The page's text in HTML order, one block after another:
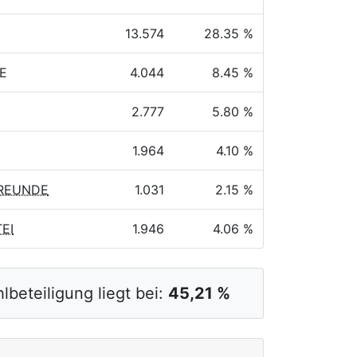
13.574 28.35 %
4.044 8.45 %
2.777 5.80 %
1.964 4.10 %
1.031 2.15 %
1.946 4.06 %
liegt bei: 45,21 %